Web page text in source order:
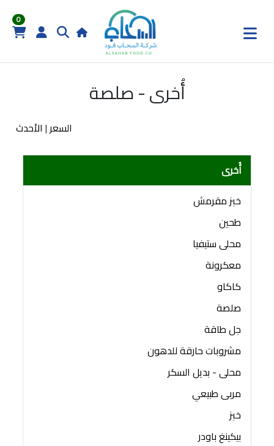
0
أُخرى - صلصة
السعر | الأحدث
أُخرى
خبز مقرمش
طحين
محلى ستيفيا
معكرونة
كاكاو
صلصة
جل طاقة
مشروبات حارقة للدهون
محلى - بديل السكر
مربى طبيعي
خبز
بيكينغ باودر